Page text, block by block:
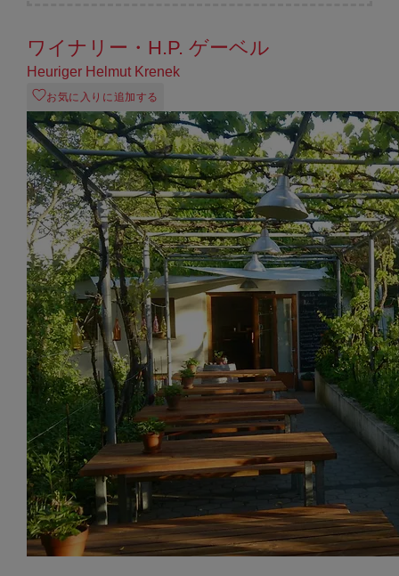
ワイナリー・H.P. ゲーベル
Heuriger Helmut Krenek
お気に入りに追加する